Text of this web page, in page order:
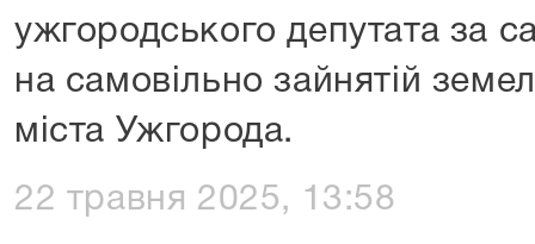
ужгородського депутата за
на самовільно зайнятій
міста Ужгорода.
22 травня 2025, 13:58